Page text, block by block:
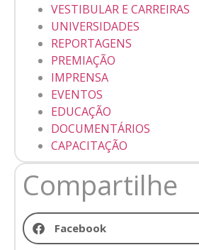
VESTIBULAR E CARREIRAS
UNIVERSIDADES
REPORTAGENS
PREMIAÇÃO
IMPRENSA
EVENTOS
EDUCAÇÃO
DOCUMENTÁRIOS
CAPACITAÇÃO
Compartilhe
Facebook